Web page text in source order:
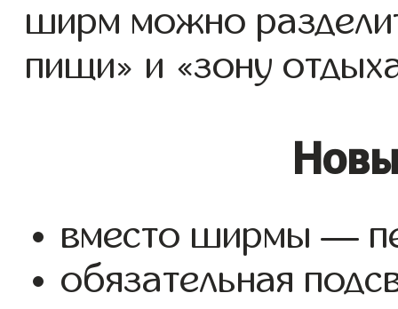
ширм можно
пищи» и «зону
вместо ширмы —
обязательная